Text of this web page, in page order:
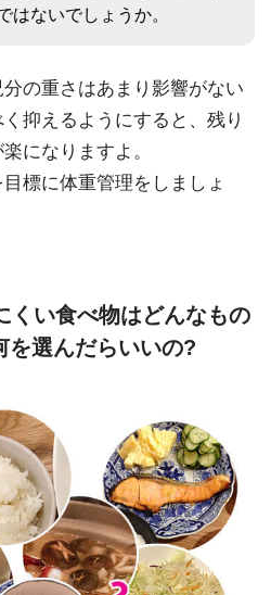
はないでしょうか。
の重さはあまり影響がない
抑えるようにすると、残り
になりますよ。
標に体重管理をしましょ
くい食べ物はどんなもの
を選んだらいいの?